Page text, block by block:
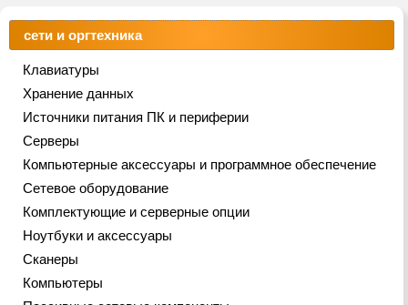
сети и оргтехника
Клавиатуры
Хранение данных
Источники питания ПК и периферии
Серверы
Компьютерные аксессуары и программное обеспечение
Сетевое оборудование
Комплектующие и серверные опции
Ноутбуки и аксессуары
Сканеры
Компьютеры